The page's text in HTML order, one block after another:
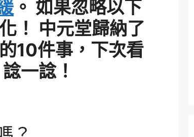
。 如果忽略以下
！ 中元堂歸納了
10件事，下次看
一諗！